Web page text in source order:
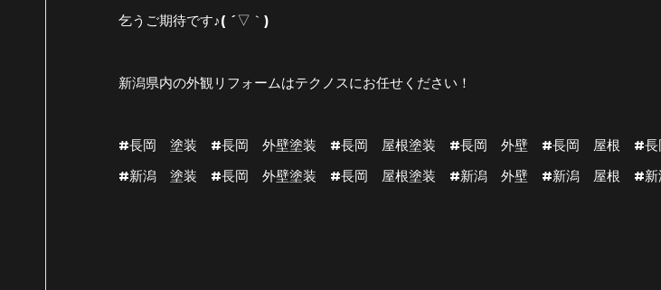
乞うご期待です♪( ´▽｀)
新潟県内の外観リフォームはテクノスにお任せください！
#長岡 塗装 #長岡 外壁塗装 #長岡 屋根塗装 #長岡 外壁 #長岡 屋根 #長
#新潟 塗装 #長岡 外壁塗装 #長岡 屋根塗装 #新潟 外壁 #新潟 屋根 #新